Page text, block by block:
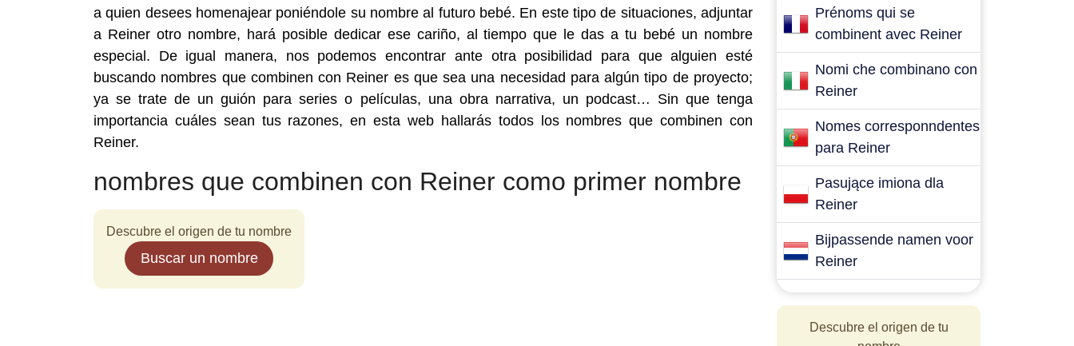
a quien desees homenajear poniéndole su nombre al futuro bebé. En este tipo de situaciones, adjuntar
a Reiner otro nombre, hará posible dedicar ese cariño, al tiempo que le das a tu bebé un nombre
especial. De igual manera, nos podemos encontrar ante otra posibilidad para que alguien esté
buscando nombres que combinen con Reiner es que sea una necesidad para algún tipo de proyecto;
ya se trate de un guión para series o películas, una obra narrativa, un podcast… Sin que tenga
importancia cuáles sean tus razones, en esta web hallarás todos los nombres que combinen con
Reiner.
nombres que combinen con Reiner como primer nombre
Descubre el origen de tu nombre
Buscar un nombre
Prénoms qui se
combinent avec Reiner
Nomi che combinano con
Reiner
Nomes corresponndentes
para Reiner
Pasujące imiona dla
Reiner
Bijpassende namen voor
Reiner
Descubre el origen de tu